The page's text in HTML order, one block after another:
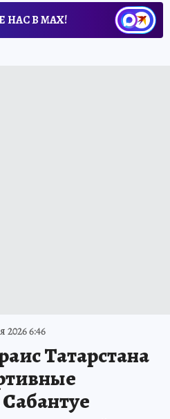
НАС В МАХ!
6:46
Татарстана